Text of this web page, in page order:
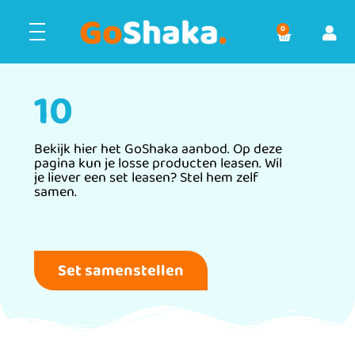
0
10
Bekijk hier het GoShaka aanbod. Op deze
pagina kun je losse producten leasen. Wil
je liever een set leasen? Stel hem zelf
samen.
Set samenstellen